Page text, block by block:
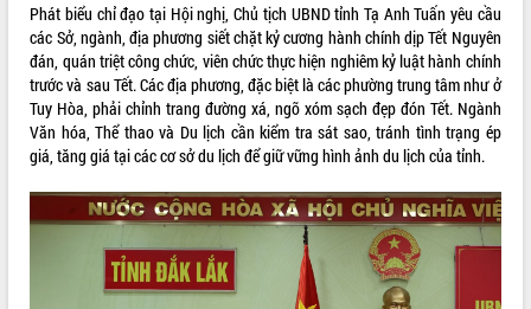
Hội nghị triển khai kết nối mạng
truyền số liệu chuyên dùng phục vụ cơ
quan Đảng, Nhà nước
Lễ phát động chuỗi hoạt động chung
tay làm sạch môi trường
Xã Ea Kar bước chuyển mình trong
công tác cải cách hành chính mô hình
mới
UBND tỉnh họp báo định kỳ tháng 4
Hội thảo khoa học “Giải pháp thúc đẩy
phát triển nền kinh tế xanh tại tỉnh
Phát biểu chỉ đạo tại Hội nghị, Chủ tịch UBND tỉnh Tạ Anh Tuấn yêu cầu
các Sở, ngành, địa phương siết chặt kỷ cương hành chính dịp Tết Nguyên
đán, quán triệt công chức, viên chức thực hiện nghiêm kỷ luật hành chính
trước và sau Tết. Các địa phương, đặc biệt là các phường trung tâm như ở
Tuy Hòa, phải chỉnh trang đường xá, ngõ xóm sạch đẹp đón Tết. Ngành
Văn hóa, Thể thao và Du lịch cần kiểm tra sát sao, tránh tình trạng ép
giá, tăng giá tại các cơ sở du lịch để giữ vững hình ảnh du lịch của tỉnh.